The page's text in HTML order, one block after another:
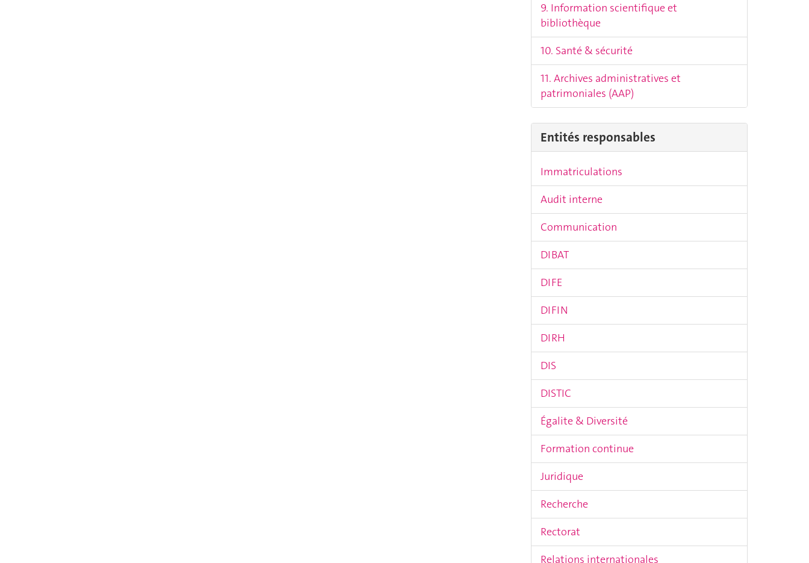
9. Information scientifique et
bibliothèque
10. Santé & sécurité
11. Archives administratives et
patrimoniales (AAP)
Entités responsables
Immatriculations
Audit interne
Communication
DIBAT
DIFE
DIFIN
DIRH
DIS
DISTIC
Égalite & Diversité
Formation continue
Juridique
Recherche
Rectorat
Relations internationales